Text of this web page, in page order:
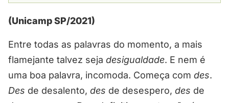
(Unicamp SP/2021)
Entre todas as palavras do momento, a mais
flamejante talvez seja desigualdade. E nem é
uma boa palavra, incomoda. Começa com des.
Des de desalento, des de desespero, des de